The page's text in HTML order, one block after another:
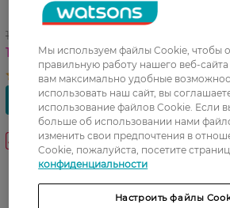
179,99 ГРН
143,99 ГРН 95,99
-25% Лидер
продаж
Мы используем файлы Cookie, чтобы
правильную работу нашего веб-
вам максимально удобные
использовать наш сайт, вы
использование файлов Cookie. Если
больше об использовании нами
изменить свои предпочтения в
Cookie, пожалуйста, посетите
конфиденциальности
Настроить файлы